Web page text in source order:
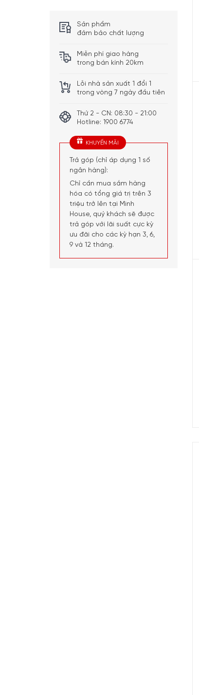
Sản phẩm
đảm bảo chất lượng
Miễn phí giao hàng
trong bán kính 20km
Lỗi nhà sản xuất 1 đổi 1
trong vòng 7 ngày đầu tiên
Thứ 2 - CN: 08:30 - 21:00
Hotline: 1900 6774
KHUYẾN MÃI
Trả góp (chỉ áp dụng 1 số
ngân hàng):
Chỉ cần mua sắm hàng
hóa có tổng giá trị trên 3
triệu trở lên tại Minh
House, quý khách sẽ được
trả góp với lãi suất cực kỳ
ưu đãi cho các kỳ hạn 3, 6,
9 và 12 tháng.